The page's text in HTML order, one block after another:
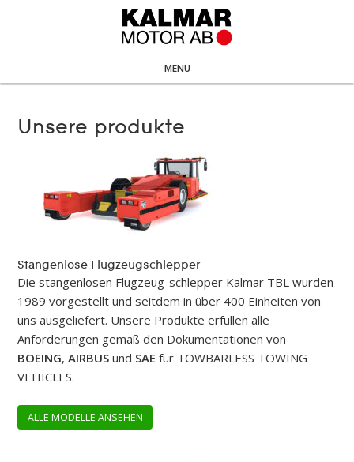
MENU
Unsere produkte
Stangenlose Flugzeugschlepper
Die stangenlosen Flugzeug-schlepper Kalmar TBL wurden
1989 vorgestellt und seitdem in über 400 Einheiten von
uns ausgeliefert. Unsere Produkte erfüllen alle
Anforderungen gemäß den Dokumentationen von
BOEING,AIRBUS und SAE für TOWBARLESS TOWING
VEHICLES.
ALLE MODELLE ANSEHEN